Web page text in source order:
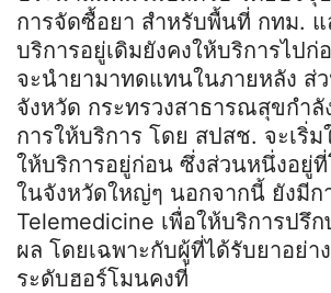
การจัดซื้อยา สำหรับพื้นที่ กทม.
บริการอยู่เดิมยังคงให้บริการไป
จะนำยามาทดแทนในภายหลัง ส่
จังหวัด กระทรวงสาธารณสุขกำ
การให้บริการ โดย สปสช. จะเริ่
ให้บริการอยู่ก่อน ซึ่งส่วนหนึ่งอยู่ที่
ในจังหวัดใหญ่ๆ นอกจากนี้ ยังมีก
Telemedicine เพื่อให้บริการปรึ
ผล โดยเฉพาะกับผู้ที่ได้รับยาอย่า
ระดับฮอร์โมนคงที่